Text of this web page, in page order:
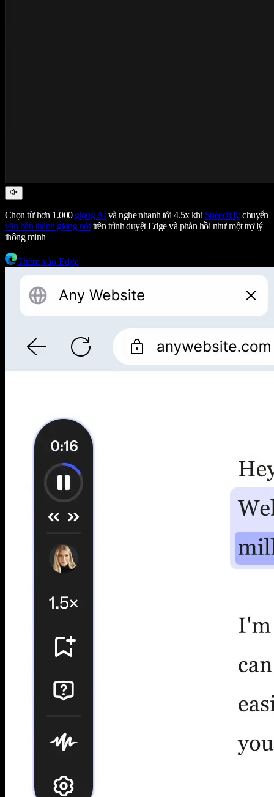
Chọn từ hơn 1.000 giọng AIvà nghe nhanh tới 4.5x khi Speechifychuyển
văn bản thành giọng nói trên trình duyệt Edge và phản hồi như một trợ lý
thông minh
Thêm vào Edge